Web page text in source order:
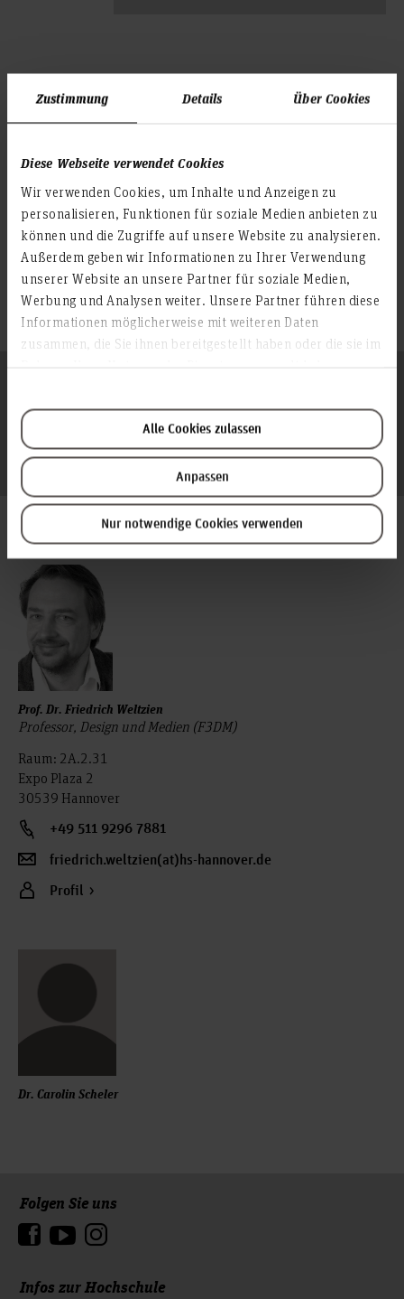
Zustimmung Details Über Cookies
Diese Webseite verwendet Cookies
Wir verwenden Cookies, um Inhalte und Anzeigen zu
personalisieren, Funktionen für soziale Medien anbieten zu
können und die Zugriffe auf unsere Website zu analysieren.
Außerdem geben wir Informationen zu Ihrer Verwendung
unserer Website an unsere Partner für soziale Medien,
Werbung und Analysen weiter. Unsere Partner führen diese
Informationen möglicherweise mit weiteren Daten
zusammen, die Sie ihnen bereitgestellt haben oder die sie im
Alle Cookies zulassen
Anpassen
Nur notwendige Cookies verwenden
Programmheft downloaden
Programmheft: Kurt-Schwitters-Symposium
© Grafik: Paula Harting
Programmheft: Kurt-Schwitters-Symposium
Programmheft: Kurt-Schwitters-Symposium
über Youtube gestreamt:
https://www.youtube.com/@DieZukunftErfinden
Ansprechpersonen
Prof. Dr. Friedrich Weltzien
Professor, Design und Medien (F3DM)
Raum: 2A.2.31
Expo Plaza 2
30539 Hannover
+49 511 9296 7881
friedrich.weltzien(at)hs-hannover.de
Profil
Dr. Carolin Scheler
Infos zur Hochschule
Folgen Sie uns